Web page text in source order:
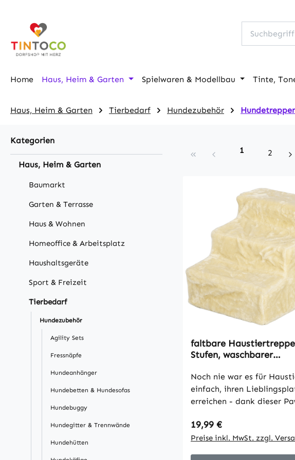
Home Haus, Heim & Garten Spielwaren & Modellbau Tinte,
Haus, Heim & Garten Tierbedarf Hundezubehör
Kategorien
Haus, Heim & Garten
Baumarkt
Garten & Terrasse
Haus & Wohnen
Homeoffice & Arbeitsplatz
Haushaltsgeräte
Sport & Freizeit
Tierbedarf
Hundezubehör
Agility Sets
Fressnäpfe
Hundeanhänger
Hundebetten & Hundesofas
Hundebuggy
Hundegitter & Trennwände
Hundehütten
Seite
1 Seite
2
faltbare
Stufen, waschbarer
35 x 35 cm, Beige
Noch nie war es für
einfach, ihren
erreichen - dank dieser
sorgen für eine sanfte
Unterstützung und
Regulärer Preis:
19,99 €
Preise inkl. MwSt. zzgl.